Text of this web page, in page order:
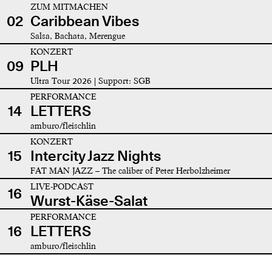
02
ZUM MITMACHEN
Caribbean Vibes
Salsa, Bachata, Merengue
09
KONZERT
PLH
Ultra Tour 2026 | Support: SGB
14
PERFORMANCE
LETTERS
amburo/fleischlin
15
KONZERT
Intercity Jazz Nights
FAT MAN JAZZ – The caliber of Peter Herbolzheimer
16 LIVE-PODCAST
Wurst-Käse-Salat
16
PERFORMANCE
LETTERS
amburo/fleischlin